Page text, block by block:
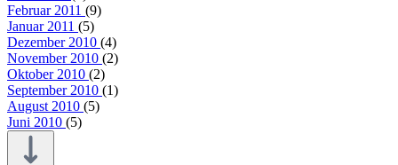
Februar 2011 (9)
Januar 2011 (5)
Dezember 2010 (4)
November 2010 (2)
Oktober 2010 (2)
September 2010 (1)
August 2010 (5)
Juni 2010 (5)